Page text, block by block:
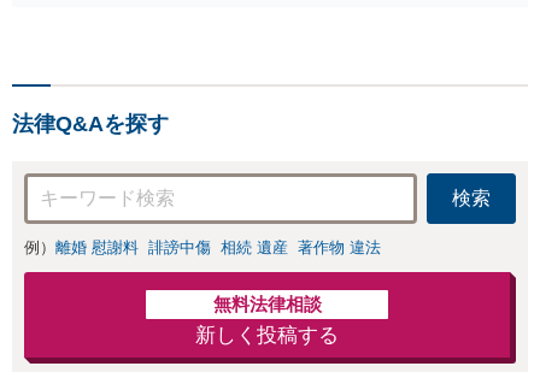
者さまのご要望を
有】【初回相談30
法律Q&Aを探す
検索
例） 離婚 慰謝料 誹謗中傷 相続 遺産 著作物 違法
無料法律相談
新しく投稿する